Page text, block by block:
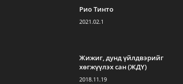
Рио Тинто
2021.02.1
Жижиг, дунд үйлдвэрийг
хөгжүүлэх сан (ЖДҮ)
2018.11.19